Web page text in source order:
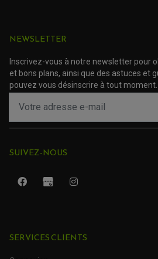
AMORTISSEUR DE COUPLE
KIT CHAÎNE MOTO
ROULEMENT QUAD / SSV
KIT ROULEMENT D'AMORTISSEUR
NEWSLETTER
Inscrivez-vous à notre newsletter pour
et bons plans, ainsi que des astuces et
pouvez vous désinscrire à tout moment.
SUIVEZ-NOUS
SERVICES CLIENTS